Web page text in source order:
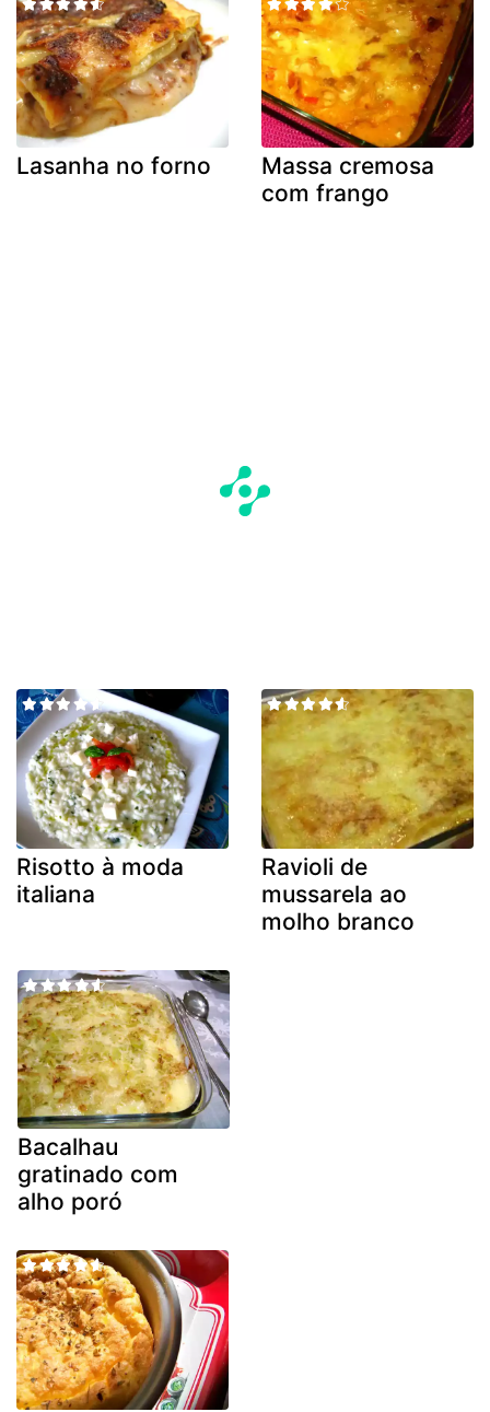
Lasanha no forno
Massa cremosa
com frango
Risotto à moda
italiana
Ravioli de
mussarela ao
molho branco
Bacalhau
gratinado com
alho poró